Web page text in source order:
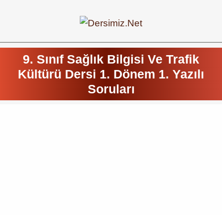
9. Sınıf Sağlık Bilgisi Ve Trafik
Kültürü Dersi 1. Dönem 1. Yazılı
Soruları